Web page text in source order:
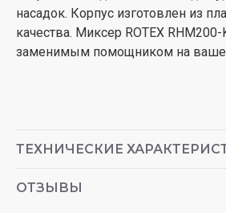
насадок. Корпус изготовлен из
качества. Миксер ROTEX RHM200-
заменимым помощником на
ТЕХНИЧЕСКИЕ
ОТЗЫВЫ